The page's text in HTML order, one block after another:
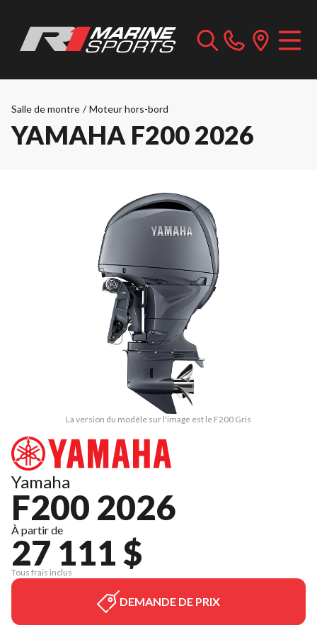
Salle de montre / Moteur hors-bord
YAMAHA F200 2026
La version du modèle sur l'image est le F200 Gris
Yamaha
F200 2026
À partir de
27 111 $
Tous frais inclus
DEMANDE DE PRIX